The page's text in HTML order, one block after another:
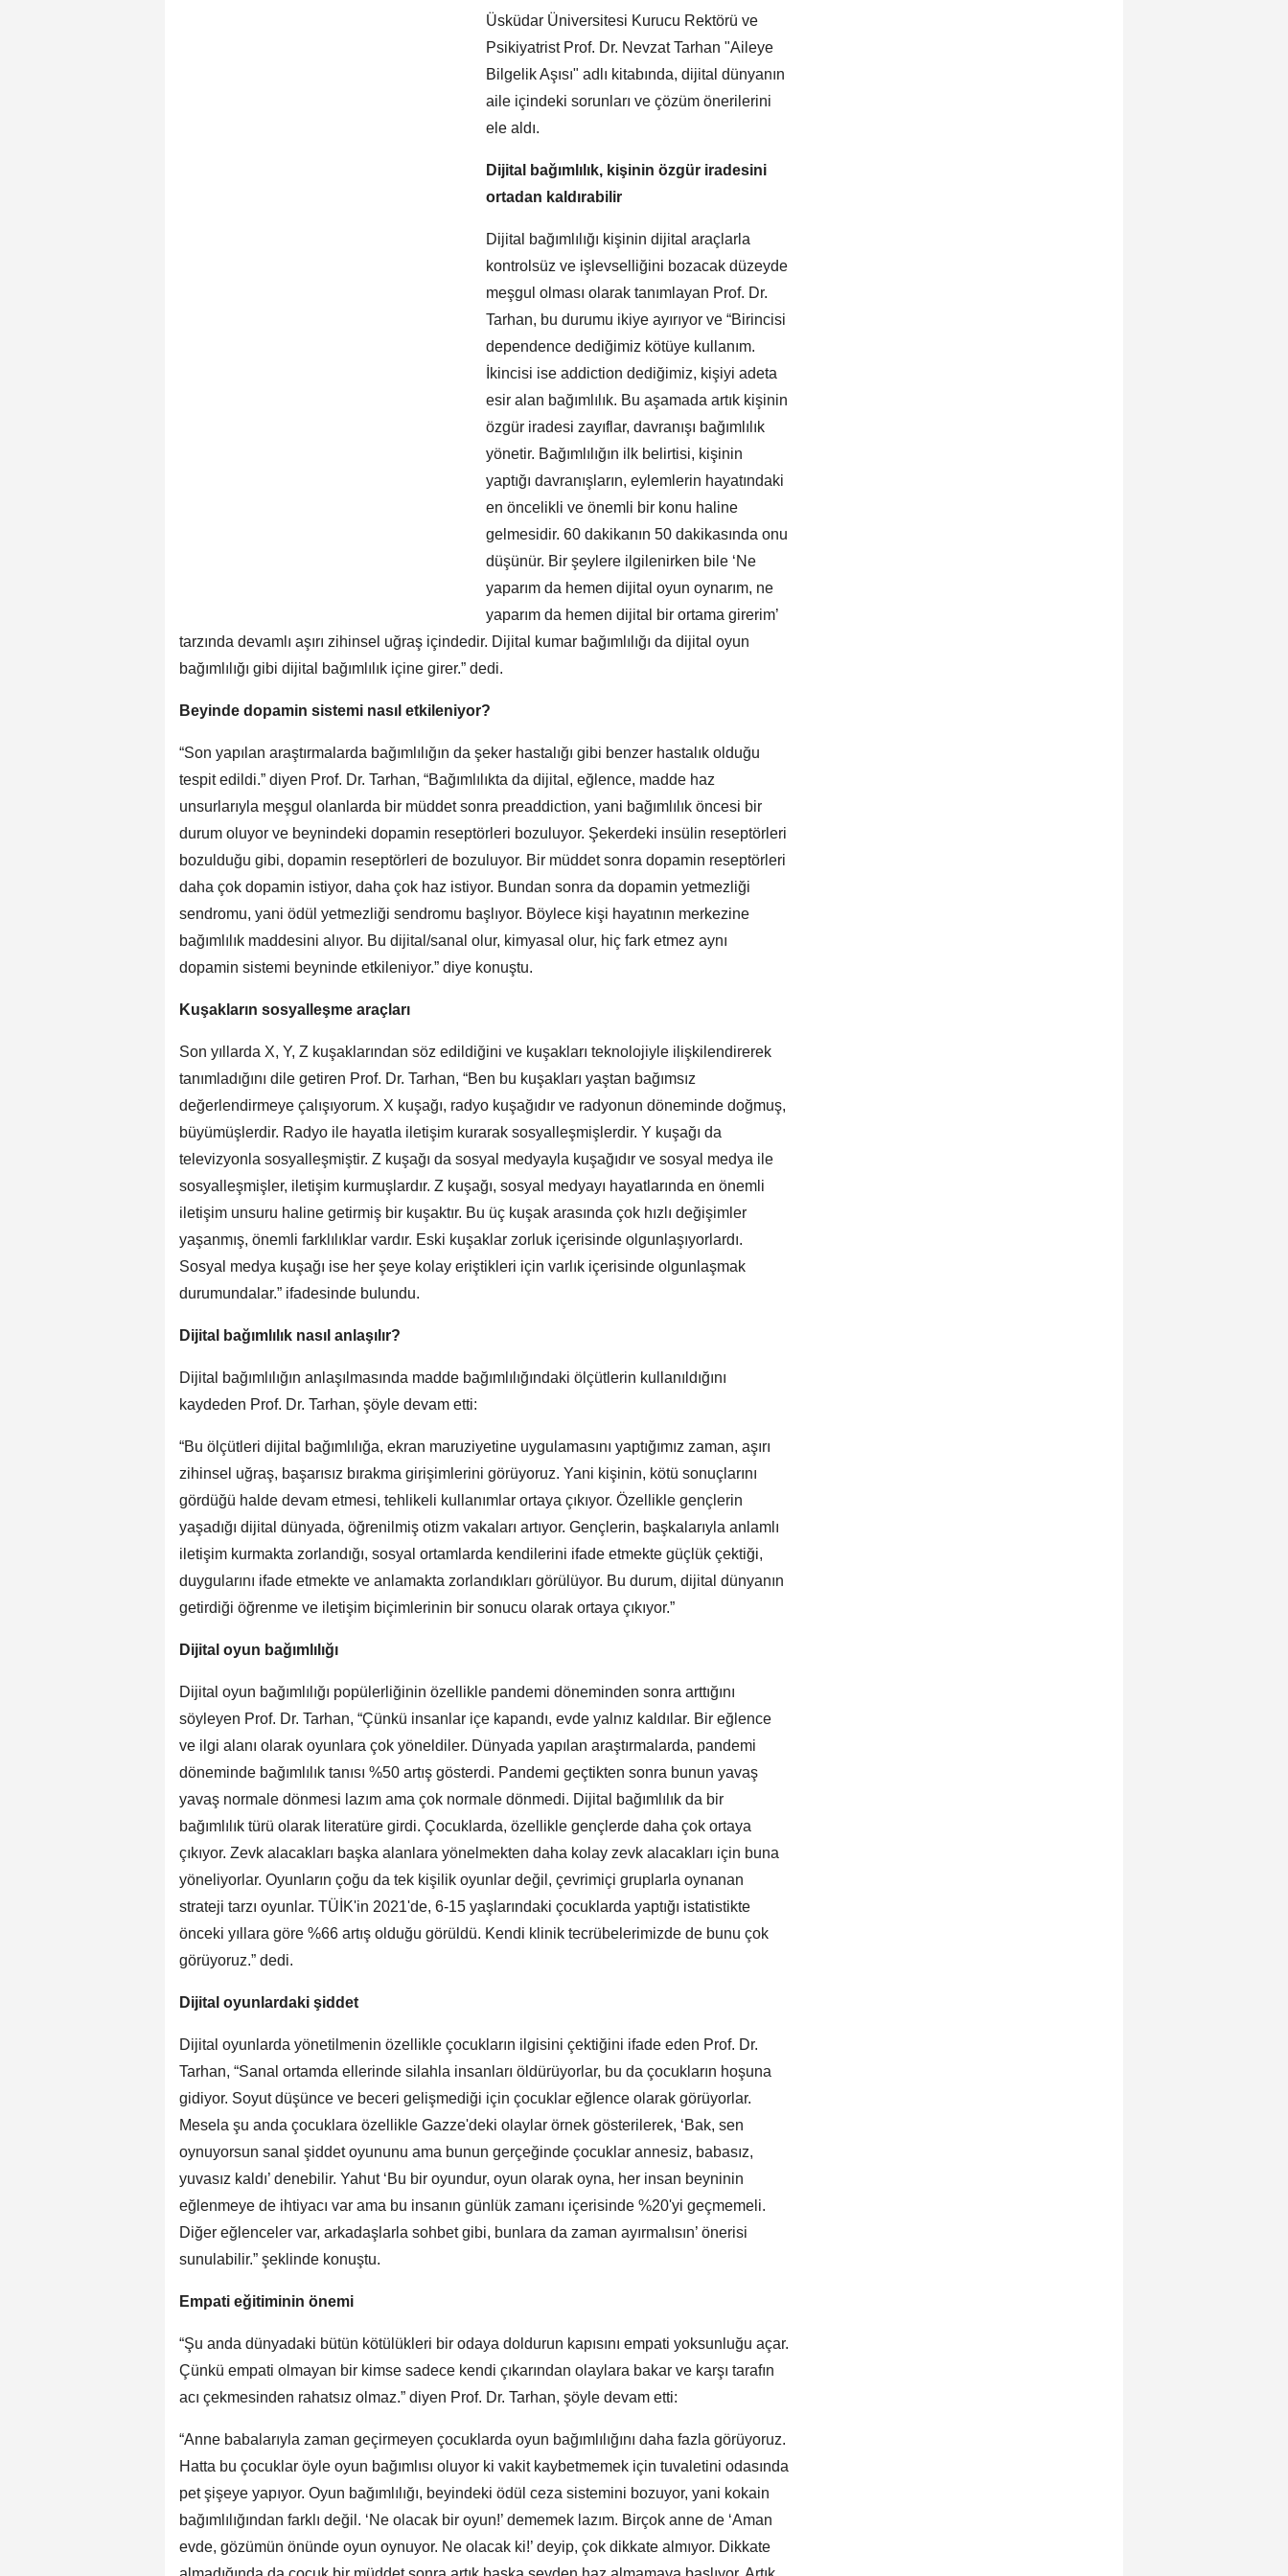
Üsküdar Üniversitesi Kurucu Rektörü ve
Psikiyatrist Prof. Dr. Nevzat Tarhan "Aileye
Bilgelik Aşısı" adlı kitabında, dijital dünyanın
aile içindeki sorunları ve çözüm önerilerini
ele aldı.
Dijital bağımlılık, kişinin özgür iradesini
ortadan kaldırabilir
Dijital bağımlılığı kişinin dijital araçlarla
kontrolsüz ve işlevselliğini bozacak düzeyde
meşgul olması olarak tanımlayan Prof. Dr.
Tarhan, bu durumu ikiye ayırıyor ve “Birincisi
dependence dediğimiz kötüye kullanım.
İkincisi ise addiction dediğimiz, kişiyi adeta
esir alan bağımlılık. Bu aşamada artık kişinin
özgür iradesi zayıflar, davranışı bağımlılık
yönetir. Bağımlılığın ilk belirtisi, kişinin
yaptığı davranışların, eylemlerin hayatındaki
en öncelikli ve önemli bir konu haline
gelmesidir. 60 dakikanın 50 dakikasında onu
düşünür. Bir şeylere ilgilenirken bile ‘Ne
yaparım da hemen dijital oyun oynarım, ne
yaparım da hemen dijital bir ortama girerim’
tarzında devamlı aşırı zihinsel uğraş içindedir. Dijital kumar bağımlılığı da dijital oyun
bağımlılığı gibi dijital bağımlılık içine girer.” dedi.
Beyinde dopamin sistemi nasıl etkileniyor?
“Son yapılan araştırmalarda bağımlılığın da şeker hastalığı gibi benzer hastalık olduğu
tespit edildi.” diyen Prof. Dr. Tarhan, “Bağımlılıkta da dijital, eğlence, madde haz
unsurlarıyla meşgul olanlarda bir müddet sonra preaddiction, yani bağımlılık öncesi bir
durum oluyor ve beynindeki dopamin reseptörleri bozuluyor. Şekerdeki insülin reseptörleri
bozulduğu gibi, dopamin reseptörleri de bozuluyor. Bir müddet sonra dopamin reseptörleri
daha çok dopamin istiyor, daha çok haz istiyor. Bundan sonra da dopamin yetmezliği
sendromu, yani ödül yetmezliği sendromu başlıyor. Böylece kişi hayatının merkezine
bağımlılık maddesini alıyor. Bu dijital/sanal olur, kimyasal olur, hiç fark etmez aynı
dopamin sistemi beyninde etkileniyor.” diye konuştu.
Kuşakların sosyalleşme araçları
Son yıllarda X, Y, Z kuşaklarından söz edildiğini ve kuşakları teknolojiyle ilişkilendirerek
tanımladığını dile getiren Prof. Dr. Tarhan, “Ben bu kuşakları yaştan bağımsız
değerlendirmeye çalışıyorum. X kuşağı, radyo kuşağıdır ve radyonun döneminde doğmuş,
büyümüşlerdir. Radyo ile hayatla iletişim kurarak sosyalleşmişlerdir. Y kuşağı da
televizyonla sosyalleşmiştir. Z kuşağı da sosyal medyayla kuşağıdır ve sosyal medya ile
sosyalleşmişler, iletişim kurmuşlardır. Z kuşağı, sosyal medyayı hayatlarında en önemli
iletişim unsuru haline getirmiş bir kuşaktır. Bu üç kuşak arasında çok hızlı değişimler
yaşanmış, önemli farklılıklar vardır. Eski kuşaklar zorluk içerisinde olgunlaşıyorlardı.
Sosyal medya kuşağı ise her şeye kolay eriştikleri için varlık içerisinde olgunlaşmak
durumundalar.” ifadesinde bulundu.
Dijital bağımlılık nasıl anlaşılır?
Dijital bağımlılığın anlaşılmasında madde bağımlılığındaki ölçütlerin kullanıldığını
kaydeden Prof. Dr. Tarhan, şöyle devam etti:
“Bu ölçütleri dijital bağımlılığa, ekran maruziyetine uygulamasını yaptığımız zaman, aşırı
zihinsel uğraş, başarısız bırakma girişimlerini görüyoruz. Yani kişinin, kötü sonuçlarını
gördüğü halde devam etmesi, tehlikeli kullanımlar ortaya çıkıyor. Özellikle gençlerin
yaşadığı dijital dünyada, öğrenilmiş otizm vakaları artıyor. Gençlerin, başkalarıyla anlamlı
iletişim kurmakta zorlandığı, sosyal ortamlarda kendilerini ifade etmekte güçlük çektiği,
duygularını ifade etmekte ve anlamakta zorlandıkları görülüyor. Bu durum, dijital dünyanın
getirdiği öğrenme ve iletişim biçimlerinin bir sonucu olarak ortaya çıkıyor.”
Dijital oyun bağımlılığı
Dijital oyun bağımlılığı popülerliğinin özellikle pandemi döneminden sonra arttığını
söyleyen Prof. Dr. Tarhan, “Çünkü insanlar içe kapandı, evde yalnız kaldılar. Bir eğlence
ve ilgi alanı olarak oyunlara çok yöneldiler. Dünyada yapılan araştırmalarda, pandemi
döneminde bağımlılık tanısı %50 artış gösterdi. Pandemi geçtikten sonra bunun yavaş
yavaş normale dönmesi lazım ama çok normale dönmedi. Dijital bağımlılık da bir
bağımlılık türü olarak literatüre girdi. Çocuklarda, özellikle gençlerde daha çok ortaya
çıkıyor. Zevk alacakları başka alanlara yönelmekten daha kolay zevk alacakları için buna
yöneliyorlar. Oyunların çoğu da tek kişilik oyunlar değil, çevrimiçi gruplarla oynanan
strateji tarzı oyunlar. TÜİK'in 2021'de, 6-15 yaşlarındaki çocuklarda yaptığı istatistikte
önceki yıllara göre %66 artış olduğu görüldü. Kendi klinik tecrübelerimizde de bunu çok
görüyoruz.” dedi.
Dijital oyunlardaki şiddet
Dijital oyunlarda yönetilmenin özellikle çocukların ilgisini çektiğini ifade eden Prof. Dr.
Tarhan, “Sanal ortamda ellerinde silahla insanları öldürüyorlar, bu da çocukların hoşuna
gidiyor. Soyut düşünce ve beceri gelişmediği için çocuklar eğlence olarak görüyorlar.
Mesela şu anda çocuklara özellikle Gazze'deki olaylar örnek gösterilerek, ‘Bak, sen
oynuyorsun sanal şiddet oyununu ama bunun gerçeğinde çocuklar annesiz, babasız,
yuvasız kaldı’ denebilir. Yahut ‘Bu bir oyundur, oyun olarak oyna, her insan beyninin
eğlenmeye de ihtiyacı var ama bu insanın günlük zamanı içerisinde %20'yi geçmemeli.
Diğer eğlenceler var, arkadaşlarla sohbet gibi, bunlara da zaman ayırmalısın’ önerisi
sunulabilir.” şeklinde konuştu.
Empati eğitiminin önemi
“Şu anda dünyadaki bütün kötülükleri bir odaya doldurun kapısını empati yoksunluğu açar.
Çünkü empati olmayan bir kimse sadece kendi çıkarından olaylara bakar ve karşı tarafın
acı çekmesinden rahatsız olmaz.” diyen Prof. Dr. Tarhan, şöyle devam etti:
“Anne babalarıyla zaman geçirmeyen çocuklarda oyun bağımlılığını daha fazla görüyoruz.
Hatta bu çocuklar öyle oyun bağımlısı oluyor ki vakit kaybetmemek için tuvaletini odasında
pet şişeye yapıyor. Oyun bağımlılığı, beyindeki ödül ceza sistemini bozuyor, yani kokain
bağımlılığından farklı değil. ‘Ne olacak bir oyun!’ dememek lazım. Birçok anne de ‘Aman
evde, gözümün önünde oyun oynuyor. Ne olacak ki!’ deyip, çok dikkate almıyor. Dikkate